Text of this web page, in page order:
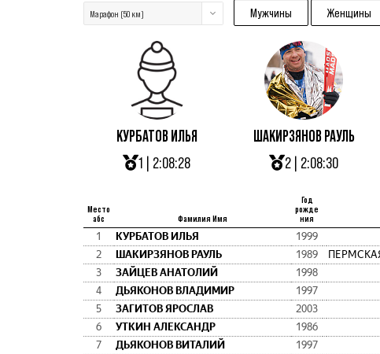
Марафон (50 км) Мужчины Женщины
КУРБАТОВ ИЛЬЯ
1 | 2:08:28
ШАКИРЗЯНОВ РАУЛЬ
2 | 2:08:30
Место
абс
Фамилия Имя
Год
рожде
ния
1 КУРБАТОВ ИЛЬЯ 1999
2
ШАКИРЗЯНОВ РАУЛЬ 1989
3
ЗАЙЦЕВ АНАТОЛИЙ 1998
4
ДЬЯКОНОВ ВЛАДИМИР 1997
5
ЗАГИТОВ ЯРОСЛАВ 2003
6
УТКИН АЛЕКСАНДР 1986
7
ДЬЯКОНОВ ВИТАЛИЙ 1997